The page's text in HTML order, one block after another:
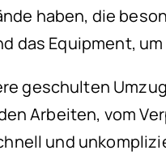
haben, die
das Equipment,
geschulten
Arbeiten, vom
und